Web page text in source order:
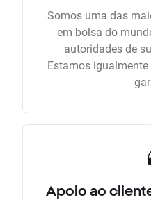
Somos uma das
em bolsa do
autoridades de
Estamos
Apoio ao